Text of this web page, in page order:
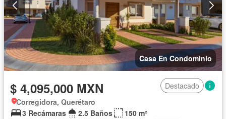
Casa En Condominio
$ 4,095,000 MXN
Destacado
Corregidora, Querétaro
3 Recámaras
2.5 Baños
150 m²